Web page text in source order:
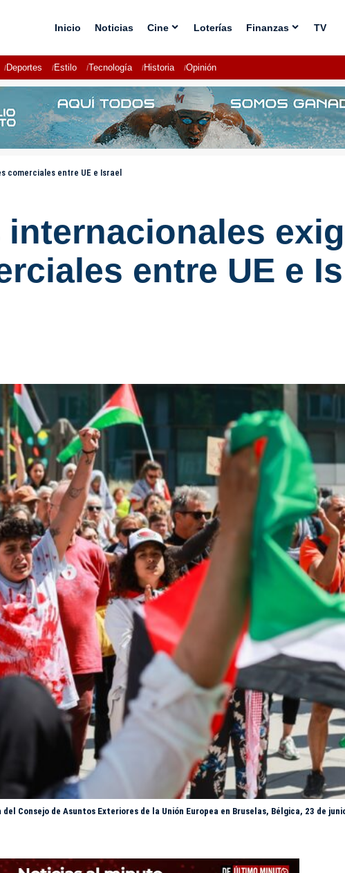
Inicio Noticias Cine Loterías Finanzas TV
Deportes Estilo Tecnología Historia Opinión
comerciales entre UE e Israel
entre UE e
Consejo de Asuntos Exteriores de la Unión Europea en Bruselas, Bélgica, 23 de